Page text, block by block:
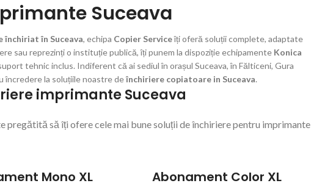
Suceava
închiriat în Suceava, echipa Copier Serviceîți oferă soluții complete, adaptate
sau reprezinți o instituție publică, îți punem la dispoziție echipamente Konica
tehnic inclus. Indiferent că ai sediul în orașul Suceava, în Fălticeni, Gura
încredere la soluțiile noastre deînchiriere copiatoare in Suceava.
imprimante Suceava
pregătită să îți ofere cele mai bune soluții de închiriere pentru imprimante
Mono XL Abonament Color XL